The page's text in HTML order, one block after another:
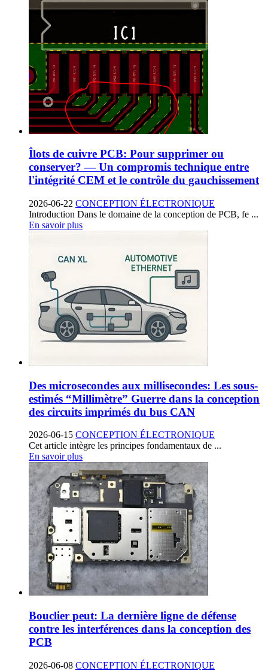
Îlots de cuivre PCB: Pour supprimer ou
conserver? — Un compromis technique entre
l'intégrité CEM et le contrôle du gauchissement
2026-06-22 CONCEPTION ÉLECTRONIQUE
Introduction Dans le domaine de la conception de PCB, fe ...
En savoir plus
Des microsecondes aux millisecondes: Les sous-
estimés “Millimètre” Guerre dans la conception
des circuits imprimés du bus CAN
2026-06-15 CONCEPTION ÉLECTRONIQUE
Cet article intègre les principes fondamentaux de ...
En savoir plus
Bouclier peut: La dernière ligne de défense
contre les interférences dans la conception des
PCB
2026-06-08 CONCEPTION ÉLECTRONIQUE